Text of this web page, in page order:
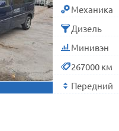
Механика
Дизель
Минивэн
267000 км
Передний